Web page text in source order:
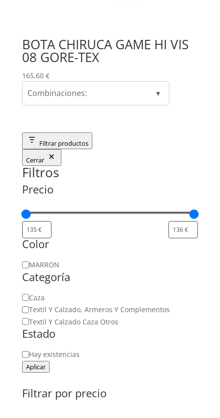
BOTA CHIRUCA GAME HI VIS
08 GORE-TEX
165,60 €
Combinaciones:
Filtrar productos
Cerrar
Filtros
Precio
Color
Color
MARRON
Categoría
Categoría
Caza
Textil Y Calzado, Armeros Y Complementos
Textil Y Calzado Caza Otros
Estado
Estado
Hay existencias
Aplicar
Filtrar por precio